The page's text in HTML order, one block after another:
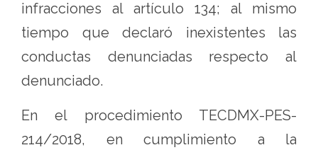
infracciones al artículo 134; al mismo
tiempo que declaró inexistentes las
conductas denunciadas respecto al
denunciado.
En el procedimiento TECDMX-PES-
214/2018, en cumplimiento a la